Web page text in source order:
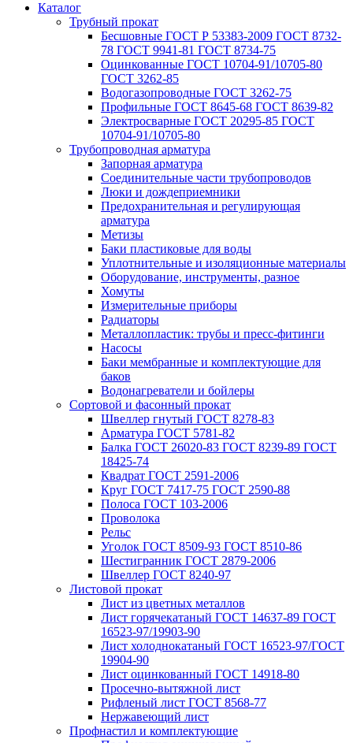
Каталог
Трубный прокат
Беcшовные ГОСТ Р 53383-2009 ГОСТ 8732-
78 ГОСТ 9941-81 ГОСТ 8734-75
Оцинкованные ГОСТ 10704-91/10705-80
ГОСТ 3262-85
Водогазопроводные ГОСТ 3262-75
Профильные ГОСТ 8645-68 ГОСТ 8639-82
Электросварные ГОСТ 20295-85 ГОСТ
10704-91/10705-80
Трубопроводная арматура
Запорная арматура
Соединительные части трубопроводов
Люки и дождеприемники
Предохранительная и регулирующая
арматура
Метизы
Баки пластиковые для воды
Уплотнительные и изоляционные материалы
Оборудование, инструменты, разное
Хомуты
Измерительные приборы
Радиаторы
Металлопластик: трубы и пресс-фитинги
Насосы
Баки мембранные и комплектующие для
баков
Водонагреватели и бойлеры
Сортовой и фасонный прокат
Швеллер гнутый ГОСТ 8278-83
Арматура ГОСТ 5781-82
Балка ГОСТ 26020-83 ГОСТ 8239-89 ГОСТ
18425-74
Квадрат ГОСТ 2591-2006
Круг ГОСТ 7417-75 ГОСТ 2590-88
Полоса ГОСТ 103-2006
Проволока
Рельс
Уголок ГОСТ 8509-93 ГОСТ 8510-86
Шестигранник ГОСТ 2879-2006
Швеллер ГОСТ 8240-97
Листовой прокат
Лист из цветных металлов
Лист горячекатаный ГОСТ 14637-89 ГОСТ
16523-97/19903-90
Лист холоднокатаный ГОСТ 16523-97/ГОСТ
19904-90
Лист оцинкованный ГОСТ 14918-80
Просечно-вытяжной лист
Рифленый лист ГОСТ 8568-77
Нержавеющий лист
Профнастил и комплектующие